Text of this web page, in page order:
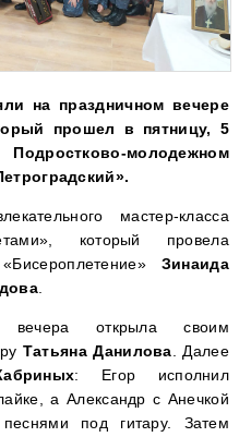
на праздничном вечере
прошел в пятницу, 5
молодежном
мастер-класса
который провела
Зинаида
.
вечера открыла своим
Татьяна Данилова . Далее
: Егор исполнил
а Александр с Анечкой
под гитару. Затем